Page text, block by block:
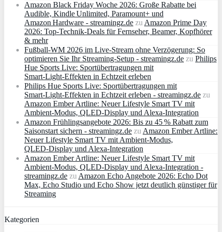
Amazon Black Friday Woche 2026: Große Rabatte bei
Audible, Kindle Unlimited, Paramount+ und
Amazon Hardware - streamingz.de zuAmazon Prime Day
2026: Top-Technik-Deals für Fernseher, Beamer, Kopfhörer
& mehr
Fußball-WM 2026 im Live-Stream ohne Verzögerung: So
optimieren Sie Ihr Streaming-Setup - streamingz.de zu Philips
Hue Sports Live: Sportübertragungen mit
Smart‑Light‑Effekten in Echtzeit erleben
Philips Hue Sports Live: Sportübertragungen mit
Smart‑Light‑Effekten in Echtzeit erleben - streamingz.de zu
Amazon Ember Artline: Neuer Lifestyle Smart TV mit
Ambient‑Modus, QLED‑Display und Alexa‑Integration
Amazon Frühlingsangebote 2026: Bis zu 45 % Rabatt zum
Saisonstart sichern - streamingz.de zuAmazon Ember Artline:
Neuer Lifestyle Smart TV mit Ambient‑Modus,
QLED‑Display und Alexa‑Integration
Amazon Ember Artline: Neuer Lifestyle Smart TV mit
Ambient‑Modus, QLED‑Display und Alexa‑Integration -
streamingz.de zuAmazon Echo Angebote 2026: Echo Dot
Max, Echo Studio und Echo Show jetzt deutlich günstiger für
Streaming
Kategorien